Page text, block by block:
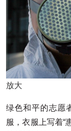
放大
绿色和平的志愿
服，衣服上写着“